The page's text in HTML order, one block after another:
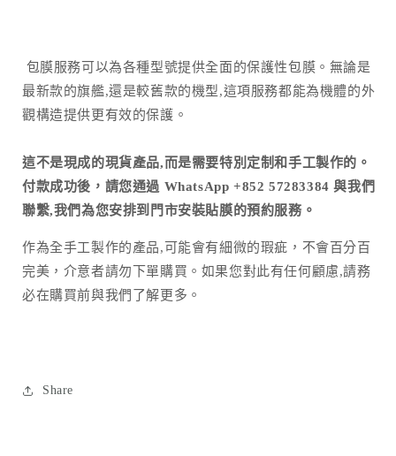
包膜服務可以為各種型號提供全面的保護性包膜。無論是
最新款的旗艦,還是較舊款的機型,這項服務都能為機體的外
觀構造提供更有效的保護。
這不是現成的現貨產品,而是需要特別定制和手工製作的。
付款成功後，請您通過 WhatsApp +852 57283384 與我們
聯繫,我們為您安排到門市安裝貼膜的預約服務。
作為全手工製作的產品, 可能會有細微的瑕疵，不會百分百
完美，介意者請勿下單購買。如果您對此有任何顧慮,請務
必在購買前與我們了解更多。
Share